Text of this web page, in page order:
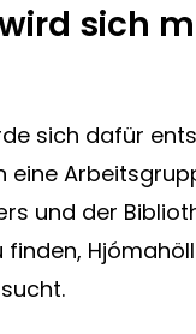
wird sich
sich dafür
und der